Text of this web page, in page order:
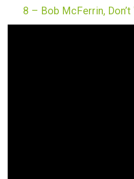
8 – Bob McFerrin,